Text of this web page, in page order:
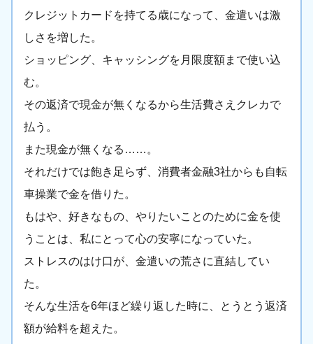
クレジットカードを持てる歳になって、金遣いは激
しさを増した。
ショッピング、キャッシングを月限度額まで使い込
む。
その返済で現金が無くなるから生活費さえクレカで
払う。
また現金が無くなる……。
それだけでは飽き足らず、消費者金融3社からも自転
車操業で金を借りた。
もはや、好きなもの、やりたいことのために金を使
うことは、私にとって心の安寧になっていた。
ストレスのはけ口が、金遣いの荒さに直結してい
た。
そんな生活を6年ほど繰り返した時に、とうとう返済
額が給料を超えた。